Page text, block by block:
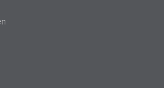
Informationen anonym.
helfen uns zu verstehen, wie